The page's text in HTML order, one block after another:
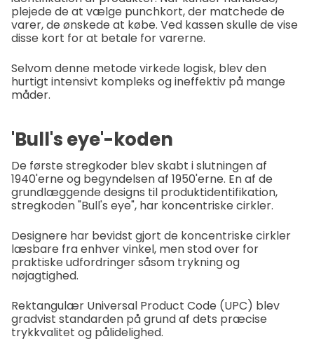
plejede de at vælge punchkort, der matchede de
varer, de ønskede at købe. Ved kassen skulle de vise
disse kort for at betale for varerne.
Selvom denne metode virkede logisk, blev den
hurtigt intensivt kompleks og ineffektiv på mange
måder.
'Bull's eye'-koden
De første stregkoder blev skabt i slutningen af
1940'erne og begyndelsen af 1950'erne. En af de
grundlæggende designs til produktidentifikation,
stregkoden "Bull's eye", har koncentriske cirkler.
Designere har bevidst gjort de koncentriske cirkler
læsbare fra enhver vinkel, men stod over for
praktiske udfordringer såsom trykning og
nøjagtighed.
Rektangulær Universal Product Code (UPC) blev
gradvist standarden på grund af dets præcise
trykkvalitet og pålidelighed.